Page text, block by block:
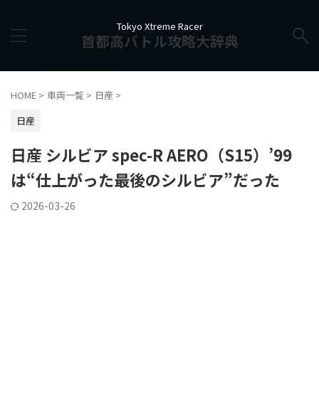
Tokyo Xtreme Racer
首都高バトル攻略大辞典
HOME > 車両一覧 > 日産 >
日産
日産 シルビア spec-R AERO（S15）’99
は“仕上がった最後のシルビア”だった
2026-03-26